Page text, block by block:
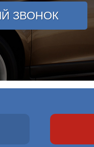
ЗВОНОК